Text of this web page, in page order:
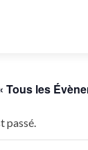
Tous les
passé.